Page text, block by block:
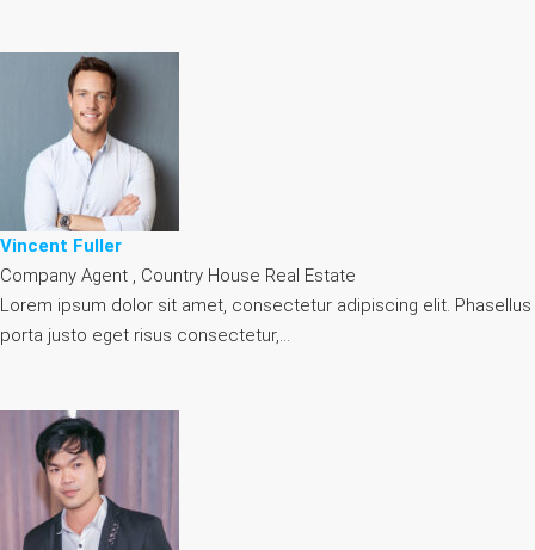
Vincent Fuller
Company Agent , Country House Real Estate
Lorem ipsum dolor sit amet, consectetur adipiscing elit. Phasellus
porta justo eget risus consectetur,…